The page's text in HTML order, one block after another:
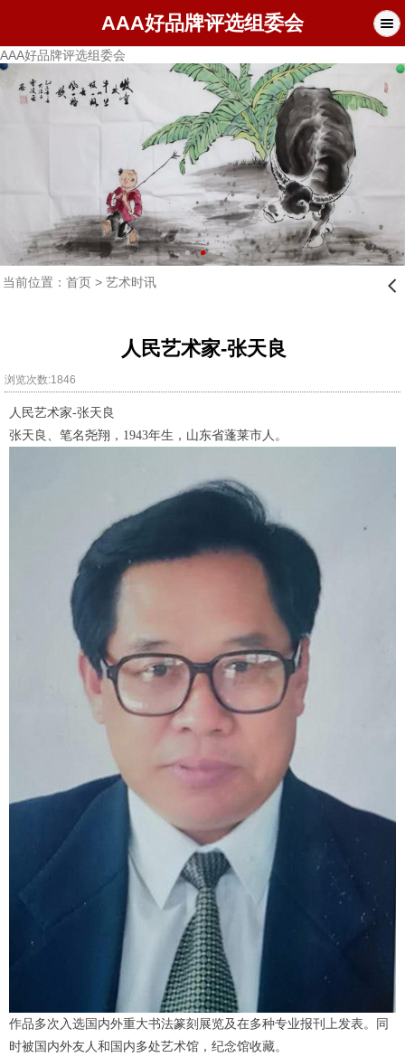
AAA好品牌评选组委会
AAA好品牌评选组委会
1 2 3
当前位置： 首页> 艺术时讯 󰊒
人民艺术家-张天良
浏览次数:1846
人民艺术家-张天良
张天良、笔名尧翔，1943年生，山东省蓬莱市人。
作品多次入选国内外重大书法篆刻展览及在多种专业报刊上发表。同
时被国内外友人和国内多处艺术馆，纪念馆收藏。